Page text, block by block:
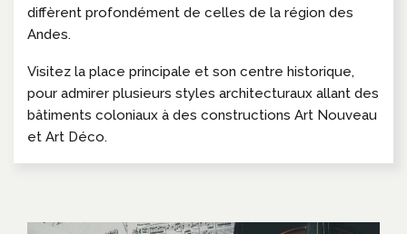
diffèrent profondément de celles de la région des
Andes.
Visitez la place principale et son centre historique,
pour admirer plusieurs styles architecturaux allant des
bâtiments coloniaux à des constructions Art Nouveau
et Art Déco.